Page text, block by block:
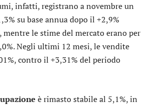
infatti, registrano a novembre un
su base annua dopo il +2,9%
le stime del mercato erano per
Negli ultimi 12 mesi, le vendite
contro il +3,31% del periodo
è rimasto stabile al 5,1%, in